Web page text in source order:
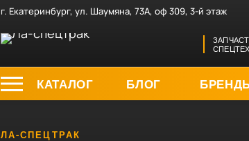
г. Екатеринбург, ул. Шаумяна, 73А, оф 309, 3-й этаж
КАТАЛОГ БЛОГ
ЛА-СПЕЦТРАК